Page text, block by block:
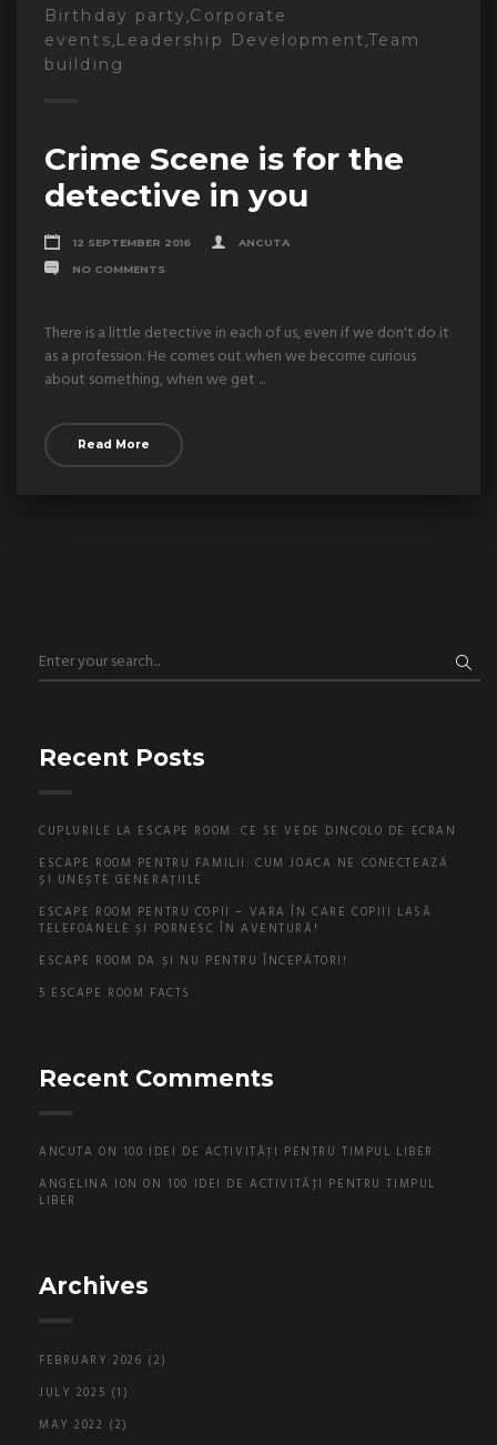
Birthday party,Corporate
events,Leadership Development,Team
building
Crime Scene is for the
detective in you
12 SEPTEMBER 2016 ANCUTA
NO COMMENTS
There is a little detective in each of us, even if we don't do it
as a profession. He comes out when we become curious
about something, when we get ...
Read More
Recent Posts
CUPLURILE LA ESCAPE ROOM: CE SE VEDE DINCOLO DE ECRAN
ESCAPE ROOM PENTRU FAMILII: CUM JOACA NE CONECTEAZĂ
ȘI UNEȘTE GENERAȚIILE
ESCAPE ROOM PENTRU COPII – VARA ÎN CARE COPIII LASĂ
TELEFOANELE ȘI PORNESC ÎN AVENTURĂ!
ESCAPE ROOM DA ȘI NU PENTRU ÎNCEPĂTORI!
5 ESCAPE ROOM FACTS
Recent Comments
ANCUTA ON 100 IDEI DE ACTIVITĂȚI PENTRU TIMPUL LIBER
ANGELINA ION ON100 IDEI DE ACTIVITĂȚI PENTRU TIMPUL
LIBER
Archives
FEBRUARY 2026 (2)
JULY 2025 (1)
MAY 2022 (2)